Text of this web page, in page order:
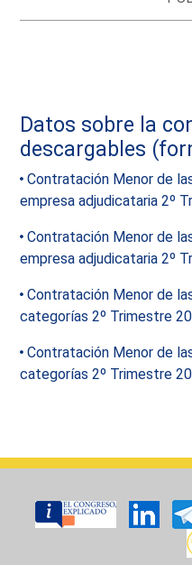
Datos sobre la
descargables
Contratación Menor de
empresa adjudicataria 2º
Contratación Menor de
empresa adjudicataria 2º
Contratación Menor de
categorías 2º Trimestre
Contratación Menor de
categorías 2º Trimestre